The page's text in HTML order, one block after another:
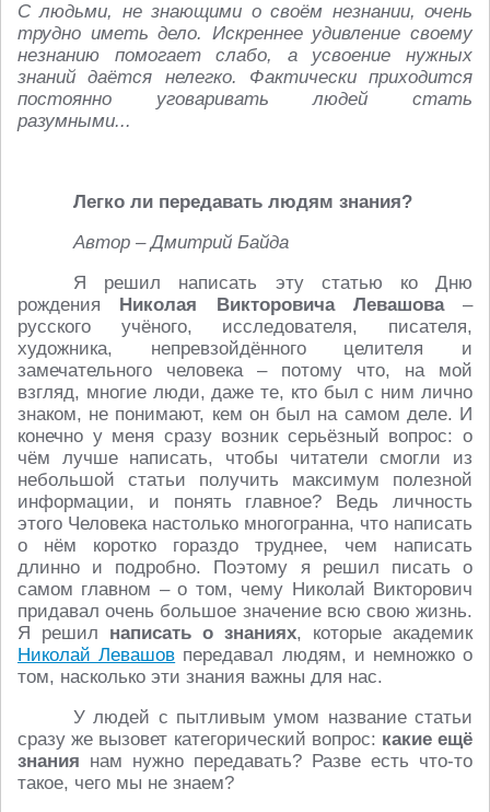
С людьми, не знающими о своём незнании, очень
трудно иметь дело. Искреннее удивление своему
незнанию помогает слабо, а усвоение нужных
знаний даётся нелегко. Фактически приходится
постоянно уговаривать людей стать
разумными...
Легко ли передавать людям знания?
Автор – Дмитрий Байда
Я решил написать эту статью ко Дню
рождения Николая Викторовича Левашова–
русского учёного, исследователя, писателя,
художника, непревзойдённого целителя и
замечательного человека – потому что, на мой
взгляд, многие люди, даже те, кто был с ним лично
знаком, не понимают, кем он был на самом деле. И
конечно у меня сразу возник серьёзный вопрос: о
чём лучше написать, чтобы читатели смогли из
небольшой статьи получить максимум полезной
информации, и понять главное? Ведь личность
этого Человека настолько многогранна, что написать
о нём коротко гораздо труднее, чем написать
длинно и подробно. Поэтому я решил писать о
самом главном – о том, чему Николай Викторович
придавал очень большое значение всю свою жизнь.
Я решил написать о знаниях, которые академик
Николай Левашов передавал людям, и немножко о
том, насколько эти знания важны для нас.
У людей с пытливым умом название статьи
сразу же вызовет категорический вопрос: какие ещё
знания нам нужно передавать? Разве есть что-то
такое, чего мы не знаем?